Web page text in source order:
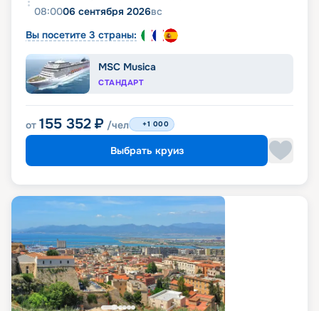
08:0006 сентября 2026вс
Вы посетите 3 страны:
MSC Musica
СТАНДАРТ
от 155 352 ₽ /чел +1 000
Выбрать круиз